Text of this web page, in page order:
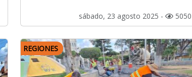
sábado, 23 agosto 2025 - 5050
REGIONES